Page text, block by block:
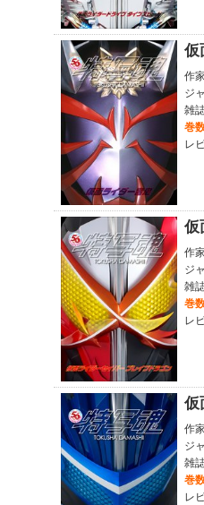
仮
作
ジ
雑
巻
レ
仮
作
ジ
雑
巻
レ
仮
作
ジ
雑
巻
レ